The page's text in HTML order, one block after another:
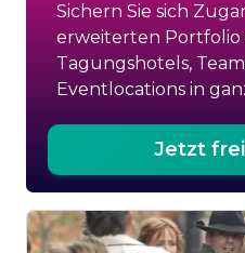
Sichern Sie sich
erweiterten Portfolio
Tagungshotels,
Eventlocations in
Jetzt